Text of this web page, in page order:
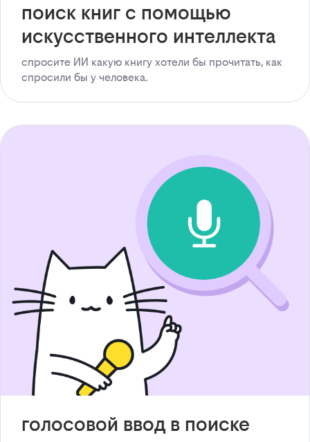
поиск книг с помощью
искусственного интеллекта
спросите ИИ какую книгу хотели бы прочитать, как
спросили бы у человека.
голосовой ввод в поиске